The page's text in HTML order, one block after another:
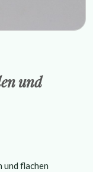
und
und flachen